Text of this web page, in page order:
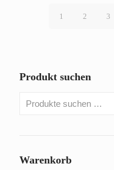
1 2 3
Produkt suchen
Warenkorb